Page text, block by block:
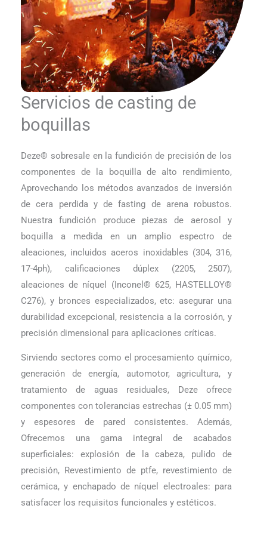
Servicios de casting de
boquillas
Deze® sobresale en la fundición de precisión de los
componentes de la boquilla de alto rendimiento,
Aprovechando los métodos avanzados de inversión
de cera perdida y de fasting de arena robustos.
Nuestra fundición produce piezas de aerosol y
boquilla a medida en un amplio espectro de
aleaciones, incluidos aceros inoxidables (304, 316,
17-4ph), calificaciones dúplex (2205, 2507),
aleaciones de níquel (Inconel® 625, HASTELLOY®
C276), y bronces especializados, etc: asegurar una
durabilidad excepcional, resistencia a la corrosión, y
precisión dimensional para aplicaciones críticas.
Sirviendo sectores como el procesamiento químico,
generación de energía, automotor, agricultura, y
tratamiento de aguas residuales, Deze ofrece
componentes con tolerancias estrechas (± 0.05 mm)
y espesores de pared consistentes. Además,
Ofrecemos una gama integral de acabados
superficiales: explosión de la cabeza, pulido de
precisión, Revestimiento de ptfe, revestimiento de
cerámica, y enchapado de níquel electroales: para
satisfacer los requisitos funcionales y estéticos.